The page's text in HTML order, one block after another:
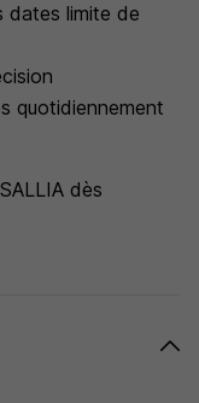
dates limite de
quotidiennement
dès